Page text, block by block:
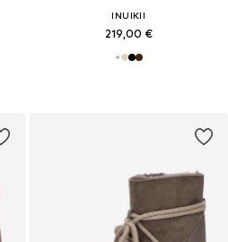
INUIKII
219,00 €